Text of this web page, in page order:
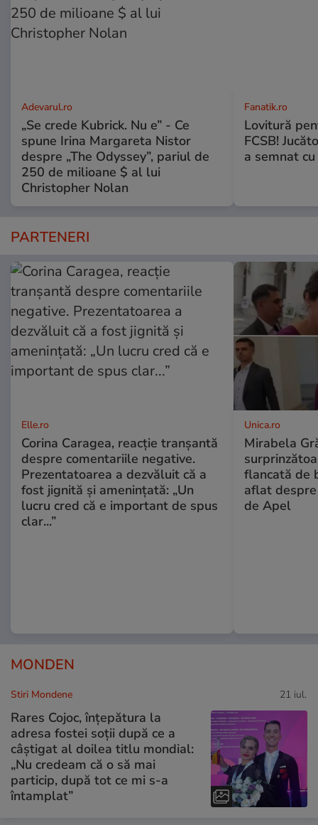
Adevarul.ro
„Se crede Kubrick. Nu e” - Ce
spune Irina Margareta Nistor
despre „The Odyssey”, pariul de
250 de milioane $ al lui
Christopher Nolan
Fanatik.ro
Lovitură
FCSB!
a semnat
PARTENERI
Elle.ro
Corina Caragea, reacție tranșantă
despre comentariile negative.
Prezentatoarea a dezvăluit că a
fost jignită și amenințată: „Un
lucru cred că e important de spus
clar...”
Unica.ro
Mirabela
flancată de
aflat
de Apel
MONDEN
Stiri Mondene 21 iul.
Rares Cojoc, înțepătura la
adresa fostei soții după ce a
câștigat al doilea titlu mondial:
„Nu credeam că o să mai
particip, după tot ce mi s-a
întamplat”